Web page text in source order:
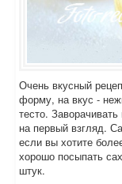
Очень вкусный
форму, на вкус -
тесто.
на первый взгляд.
если вы хотите
хорошо посыпать
штук.